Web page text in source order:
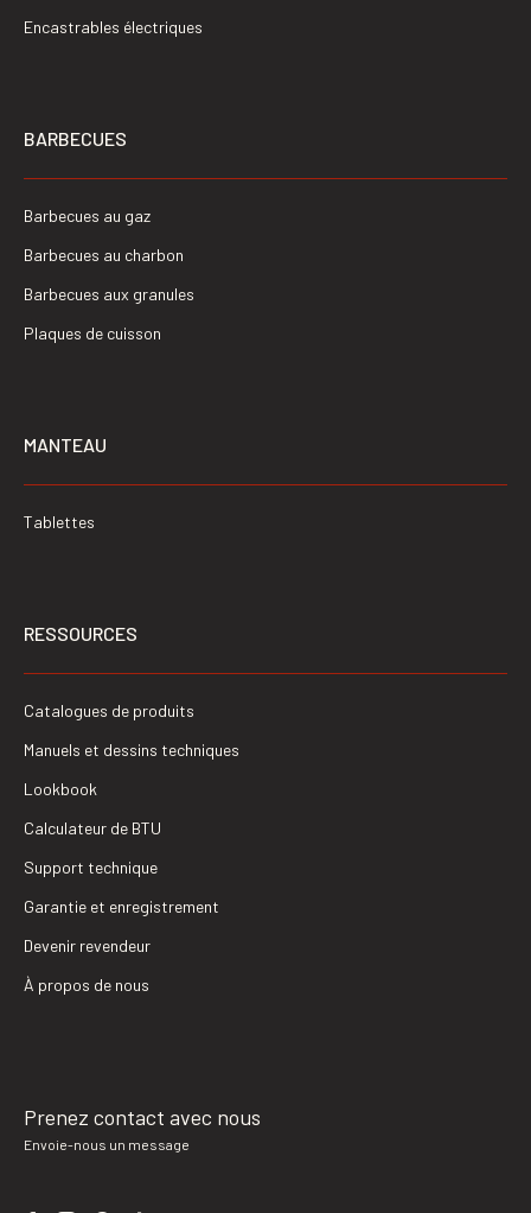
Encastrables électriques
BARBECUES
Barbecues au gaz
Barbecues au charbon
Barbecues aux granules
Plaques de cuisson
MANTEAU
Tablettes
RESSOURCES
Catalogues de produits
Manuels et dessins techniques
Lookbook
Calculateur de BTU
Support technique
Garantie et enregistrement
Devenir revendeur
À propos de nous
Prenez contact avec nous
Envoie-nous un message